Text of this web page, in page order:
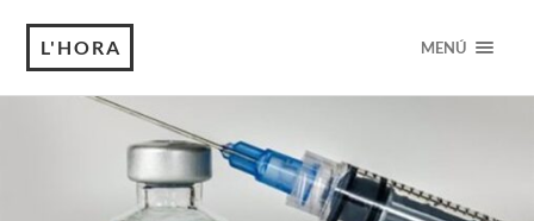
L'HORA MENÚ